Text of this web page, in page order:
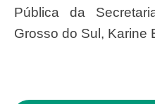
Pública da
Grosso do Sul, Karine